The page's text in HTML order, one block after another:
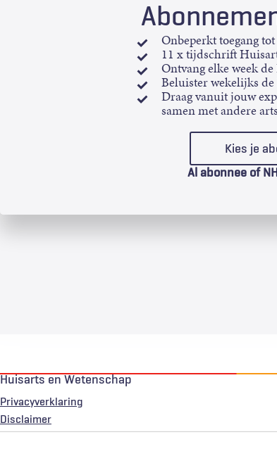
Onbeperkt toegang
11 x tijdschrift
Ontvang elke week
Beluister wekelijks
Draag vanuit jouw
samen met andere
Kies je
Al abonnee of
Huisarts en Wetenschap
Privacyverklaring
Voet
Disclaimer